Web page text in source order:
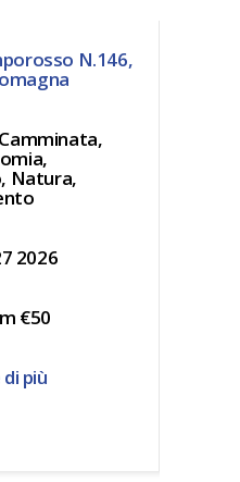
N.146,
Natura,
2026
€50
più